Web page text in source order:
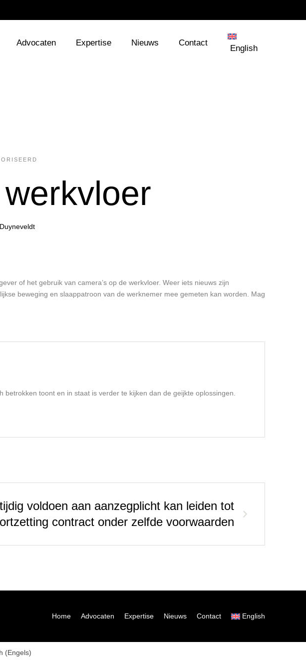
Advocaten Expertise Nieuws Contact
English
of het gebruik van camera’s op de werkvloer. Weer iets nieuws zijn
beweging en slaappatroon van de werknemer mee gemeten kan worden. Mag
toont en in staat is verder te kijken dan de geijkte oplossingen.
voldoen aan aanzegplicht kan leiden tot
contract onder zelfde voorwaarden
Home Advocaten Expertise Nieuws Contact English
(Engels)